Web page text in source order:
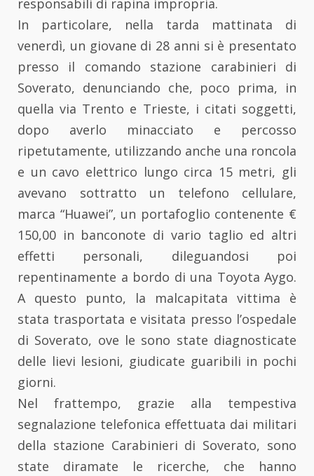
responsabili di rapina impropria.
In particolare, nella tarda mattinata di
venerdì, un giovane di 28 anni si è presentato
presso il comando stazione carabinieri di
Soverato, denunciando che, poco prima, in
quella via Trento e Trieste, i citati soggetti,
dopo averlo minacciato e percosso
ripetutamente, utilizzando anche una roncola
e un cavo elettrico lungo circa 15 metri, gli
avevano sottratto un telefono cellulare,
marca “Huawei”, un portafoglio contenente €
150,00 in banconote di vario taglio ed altri
effetti personali, dileguandosi poi
repentinamente a bordo di una Toyota Aygo.
A questo punto, la malcapitata vittima è
stata trasportata e visitata presso l’ospedale
di Soverato, ove le sono state diagnosticate
delle lievi lesioni, giudicate guaribili in pochi
giorni.
Nel frattempo, grazie alla tempestiva
segnalazione telefonica effettuata dai militari
della stazione Carabinieri di Soverato, sono
state diramate le ricerche, che hanno